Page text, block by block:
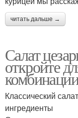
читать дальше →
Салат
откройте
комбинации
Классический
ингредиенты